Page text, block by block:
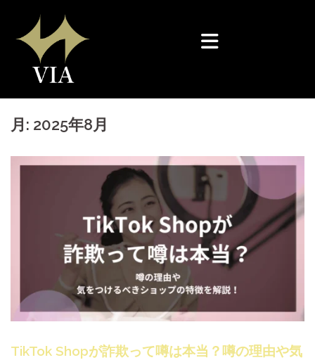
月: 2025年8月
TikTok Shopが詐欺って噂は本当？噂の理由や気